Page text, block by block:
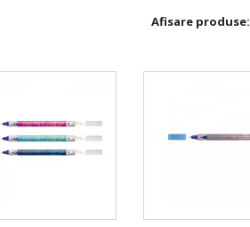
Afisare produse: